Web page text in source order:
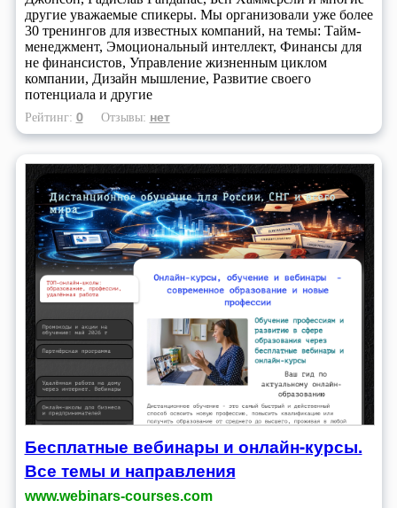
другие уважаемые спикеры. Мы организовали уже более
30 тренингов для известных компаний, на темы: Тайм-
менеджмент, Эмоциональный интеллект, Финансы для
не финансистов, Управление жизненным циклом
компании, Дизайн мышление, Развитие своего
потенциала и другие
Рейтинг: 0 Отзывы: нет
Бесплатные вебинары и онлайн-курсы.
Все темы и направления
www.webinars-courses.com